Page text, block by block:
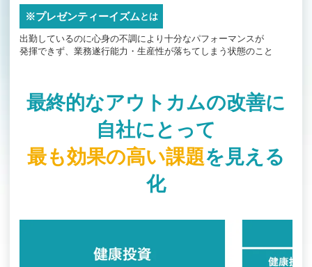
※プレゼンティーイズム とは
出勤しているのに心身の不調により十分なパフォーマンスが
発揮できず、 業務遂行能力・生産性が落ちてしまう状態のこと
最終的なアウトカムの改善に
自社にとって
最も効果の高い課題を見える
化